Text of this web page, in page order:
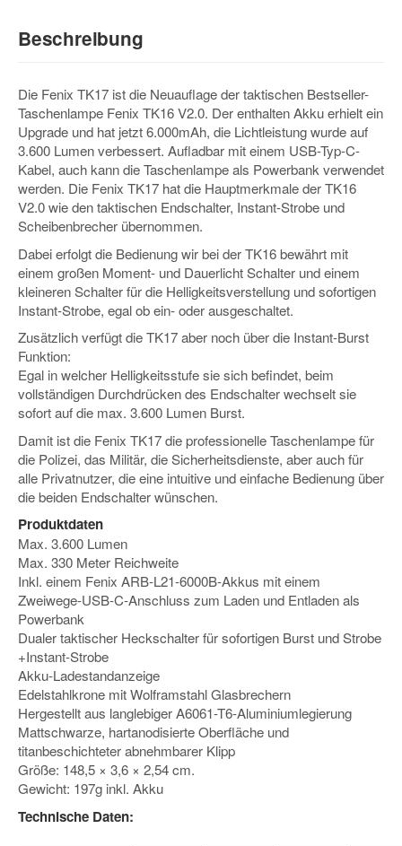
Beschreibung
Die Fenix TK17 ist die Neuauflage der taktischen Bestseller-
Taschenlampe Fenix TK16 V2.0. Der enthalten Akku erhielt ein
Upgrade und hat jetzt 6.000mAh, die Lichtleistung wurde auf
3.600 Lumen verbessert. Aufladbar mit einem USB-Typ-C-
Kabel, auch kann die Taschenlampe als Powerbank verwendet
werden. Die Fenix TK17 hat die Hauptmerkmale der TK16
V2.0 wie den taktischen Endschalter, Instant-Strobe und
Scheibenbrecher übernommen.
Dabei erfolgt die Bedienung wir bei der TK16 bewährt mit
einem großen Moment- und Dauerlicht Schalter und einem
kleineren Schalter für die Helligkeitsverstellung und sofortigen
Instant-Strobe, egal ob ein- oder ausgeschaltet.
Zusätzlich verfügt die TK17 aber noch über die Instant-Burst
Funktion:
Egal in welcher Helligkeitsstufe sie sich befindet, beim
vollständigen Durchdrücken des Endschalter wechselt sie
sofort auf die max. 3.600 Lumen Burst.
Damit ist die Fenix TK17 die professionelle Taschenlampe für
die Polizei, das Militär, die Sicherheitsdienste, aber auch für
alle Privatnutzer, die eine intuitive und einfache Bedienung über
die beiden Endschalter wünschen.
Produktdaten
Max. 3.600 Lumen
Max. 330 Meter Reichweite
Inkl. einem Fenix ARB-L21-6000B-Akkus mit einem
Zweiwege-USB-C-Anschluss zum Laden und Entladen als
Powerbank
Dualer taktischer Heckschalter für sofortigen Burst und Strobe
+Instant-Strobe
Akku-Ladestandanzeige
Edelstahlkrone mit Wolframstahl Glasbrechern
Hergestellt aus langlebiger A6061-T6-Aluminiumlegierung
Mattschwarze, hartanodisierte Oberfläche und
titanbeschichteter abnehmbarer Klipp
Größe: 148,5 × 3,6 × 2,54 cm.
Gewicht: 197g inkl. Akku
Technische Daten: